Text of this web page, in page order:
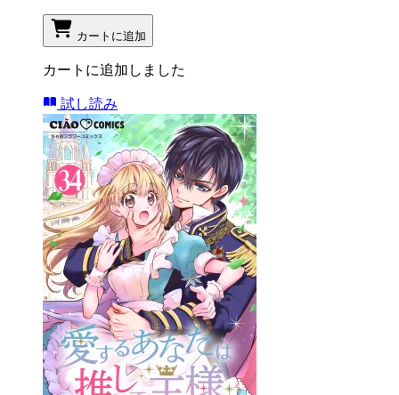
カートに追加
カートに追加しました
試し読み